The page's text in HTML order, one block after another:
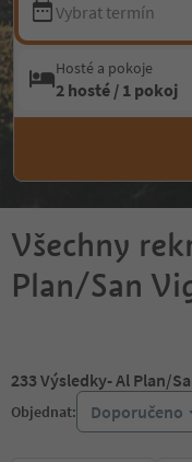
Vybrat termín
Hosté a pokoje
2 hosté / 1 pokoj
Všechny
Plan/San
233 Výsledky- Al Plan/
Objednat: Doporučeno